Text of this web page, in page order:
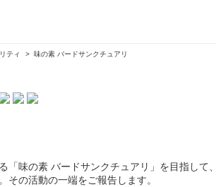
ティ 味の素 バードサンクチュアリ
「味の素 バードサンクチュアリ」を目指して
その活動の一端をご報告します。